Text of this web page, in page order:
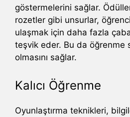
göstermelerini sağlar.
rozetler gibi unsurlar,
ulaşmak için daha fazla
teşvik eder. Bu da öğrenme
olmasını sağlar.
Kalıcı Öğrenme
Oyunlaştırma teknikleri,